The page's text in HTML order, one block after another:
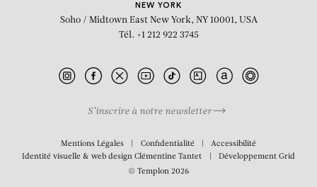
NEW YORK
Soho / Midtown East New York, NY 10001, USA
Tél. +1 212 922 3745
S’inscrire à notre newsletter
Mentions Légales Confidentialité
Accessibilité
Identité visuelle & web designClémentine Tantet Développement Grid
© Templon 2026